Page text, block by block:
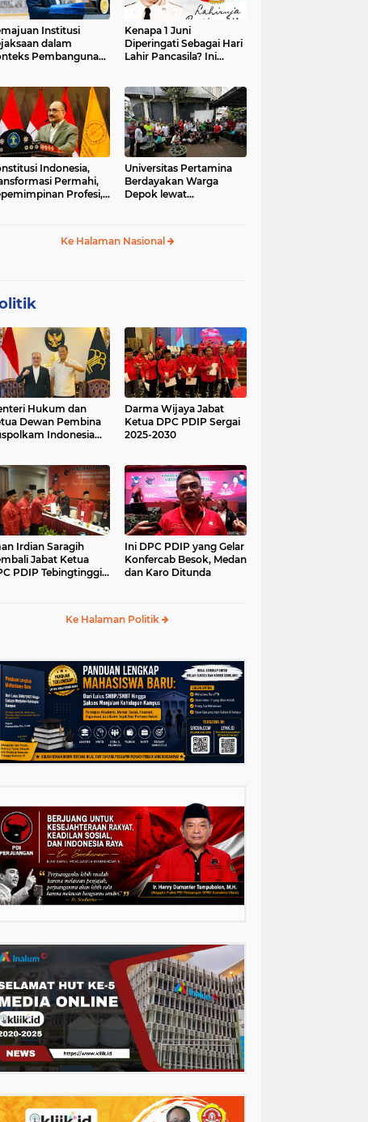
Institusi
dalam
Pembangunan
Kenapa 1 Juni
Diperingati Sebagai Hari
Lahir Pancasila? Ini
Indonesia,
Permahi,
Profesi,
Universitas Pertamina
Berdayakan Warga
Depok lewat
Ke Halaman Nasional
Hukum dan
Dewan Pembina
Indonesia
Agenda
dan
dalam
Negara
dan
Hukum
Darma Wijaya Jabat
Ketua DPC PDIP Sergai
2025-2030
Irdian Saragih
Jabat Ketua
PDIP Tebingtinggi
Ini DPC PDIP yang Gelar
Konfercab Besok, Medan
dan Karo Ditunda
Ke Halaman Politik